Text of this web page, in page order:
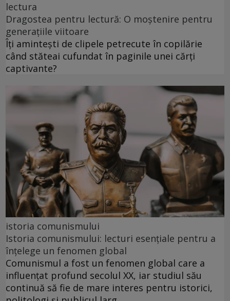
lectura
Dragostea pentru lectură: O moștenire pentru
generațiile viitoare
Îți amintești de clipele petrecute în copilărie
când stăteai cufundat în paginile unei cărți
captivante?
istoria comunismului
Istoria comunismului: lecturi esențiale pentru a
înțelege un fenomen global
Comunismul a fost un fenomen global care a
influențat profund secolul XX, iar studiul său
continuă să fie de mare interes pentru istorici,